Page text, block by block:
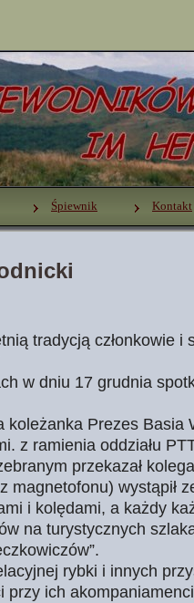
Śpiewnik Kontakt
tradycją członkowie i
w dniu 17 grudnia
koleżanka Prezes Basia
z ramienia oddziału
przekazał
magnetofonu) wystąpił
i kolędami, a każdy
na turystycznych
rybki i innych
przy ich